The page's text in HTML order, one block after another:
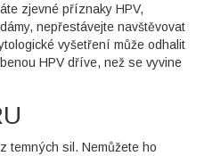
zjevné příznaky HPV,
nepřestávejte navštěvovat
vyšetření může odhalit
HPV dříve, než se vyvine
temných sil. Nemůžete ho